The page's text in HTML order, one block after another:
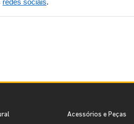
redes sociais.
Acessórios e Peças